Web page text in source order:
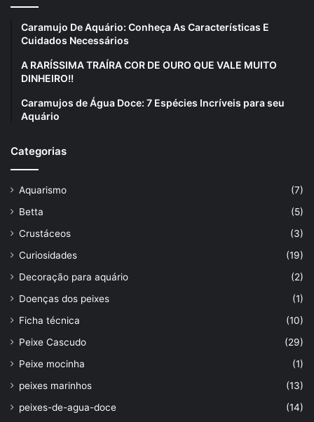
Caramujo De Aquário: Conheça As Características E
Cuidados Necessários
A RARÍSSIMA TRAÍRA COR DE OURO QUE VALE MUITO
DINHEIRO!!
Caramujos de Água Doce: 7 Espécies Incríveis para seu
Aquário
Categorias
Aquarismo
(7)
Betta
(5)
Crustáceos
(3)
Curiosidades
(19)
Decoração para aquário
(2)
Doenças dos peixes
(1)
Ficha técnica
(10)
Peixe Cascudo
(29)
Peixe mocinha
(1)
peixes marinhos
(13)
peixes-de-agua-doce
(14)